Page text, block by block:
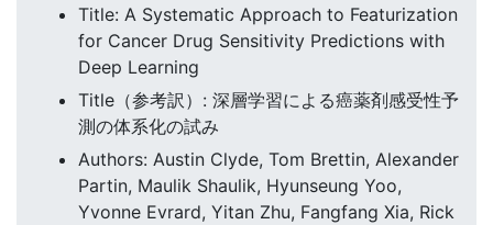
Title: A Systematic Approach to Featurization
for Cancer Drug Sensitivity Predictions with
Deep Learning
Title（参考訳）: 深層学習による癌薬剤感受性予
測の体系化の試み
Authors: Austin Clyde, Tom Brettin, Alexander
Partin, Maulik Shaulik, Hyunseung Yoo,
Yvonne Evrard, Yitan Zhu, Fangfang Xia, Rick